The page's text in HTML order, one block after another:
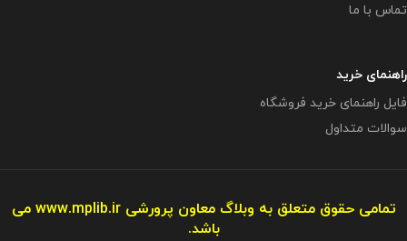
تماس با ما
راهنمای خرید
فایل راهنمای خرید فروشگاه
سوالات متداول
تمامی حقوق متعلق به وبلاگ معاون پرورشیwww.mplib.ir می
باشد.